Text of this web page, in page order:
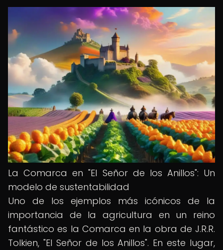
La Comarca en "El Señor de los Anillos": Un
modelo de sustentabilidad
Uno de los ejemplos más icónicos de la
importancia de la agricultura en un reino
fantástico es la Comarca en la obra de J.R.R.
Tolkien, "El Señor de los Anillos". En este lugar,